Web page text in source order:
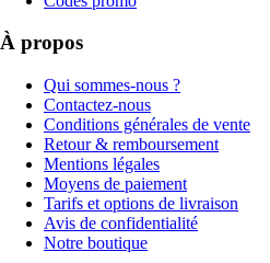
À propos
Qui sommes-nous ?
Contactez-nous
Conditions générales de vente
Retour & remboursement
Mentions légales
Moyens de paiement
Tarifs et options de livraison
Avis de confidentialité
Notre boutique